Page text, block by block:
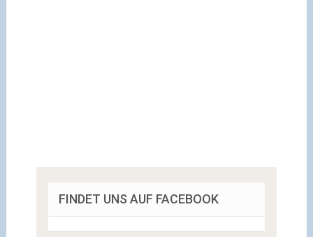
FINDET UNS AUF FACEBOOK